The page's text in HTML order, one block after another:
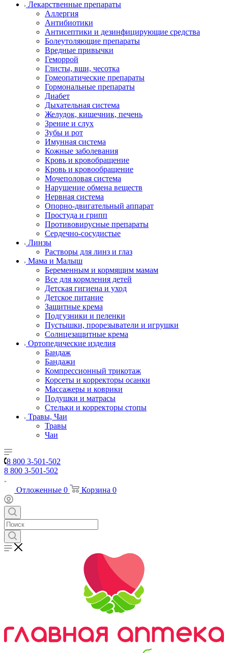
Лекарственные препараты
Аллергия
Антибиотики
Антисептики и дезинфицирующие средства
Болеутоляющие препараты
Вредные привычки
Геморрой
Глисты, вши, чесотка
Гомеопатические препараты
Гормональные препараты
Диабет
Дыхательная система
Желудок, кишечник, печень
Зрение и слух
Зубы и рот
Имунная система
Кожные заболевания
Кровь и кровобращение
Кровь и кровообращение
Мочеполовая система
Нарушение обмена веществ
Нервная система
Опорно-двигательный аппарат
Простуда и грипп
Противовирусные препараты
Сердечно-сосудистые
Линзы
Растворы для линз и глаз
Мама и Малыш
Беременным и кормящим мамам
Все для кормления детей
Детская гигиена и уход
Детское питание
Защитные крема
Подгузники и пеленки
Пустышки, прорезыватели и игрушки
Солнцезащитные крема
Ортопедические изделия
Бандаж
Бандажи
Компрессионный трикотаж
Корсеты и корректоры осанки
Массажеры и коврики
Подушки и матрасы
Стельки и корректоры стопы
Травы, Чаи
Травы
Чаи
8 800 3-501-502
8 800 3-501-502
Отложенные 0 Корзина 0